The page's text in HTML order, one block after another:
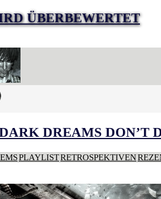
ÜBERBEWERTET
DREAMS DON’T
PLAYLISTRETROSPEKTIVEN